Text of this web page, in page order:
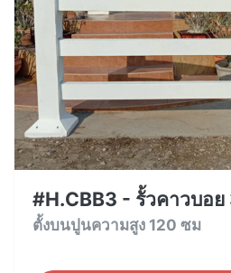
#H.CBB3 - รั้วคาวบอ
ตั้งบนปูนความสูง 120 ซม